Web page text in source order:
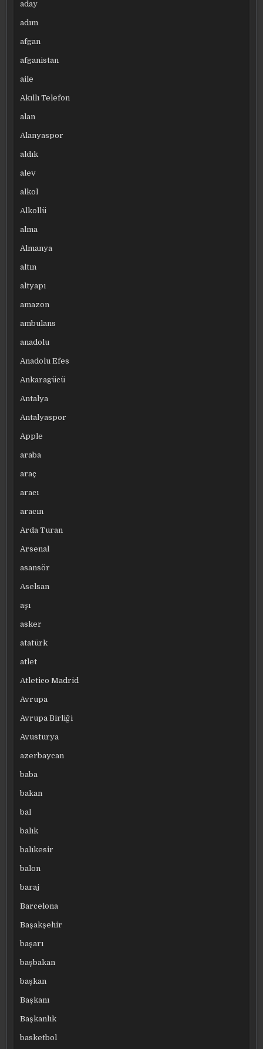
aday
adım
afgan
afganistan
aile
Akıllı Telefon
alan
Alanyaspor
aldık
alev
alkol
Alkollü
alma
Almanya
altın
altyapı
amazon
ambulans
anadolu
Anadolu Efes
Ankaragücü
Antalya
Antalyaspor
Apple
araba
araç
aracı
aracın
Arda Turan
Arsenal
asansör
Aselsan
aşı
asker
atatürk
atlet
Atletico Madrid
Avrupa
Avrupa Birliği
Avusturya
azerbaycan
baba
bakan
bal
balık
balıkesir
balon
baraj
Barcelona
Başakşehir
başarı
başbakan
başkan
Başkanı
Başkanlık
basketbol